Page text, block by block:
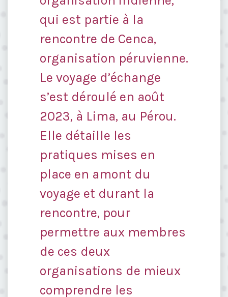
qui est partie à la
rencontre de Cenca,
organisation péruvienne.
Le voyage d’échange
s’est déroulé en août
2023, à Lima, au Pérou.
Elle détaille les
pratiques mises en
place en amont du
voyage et durant la
rencontre, pour
permettre aux membres
de ces deux
organisations de mieux
comprendre les